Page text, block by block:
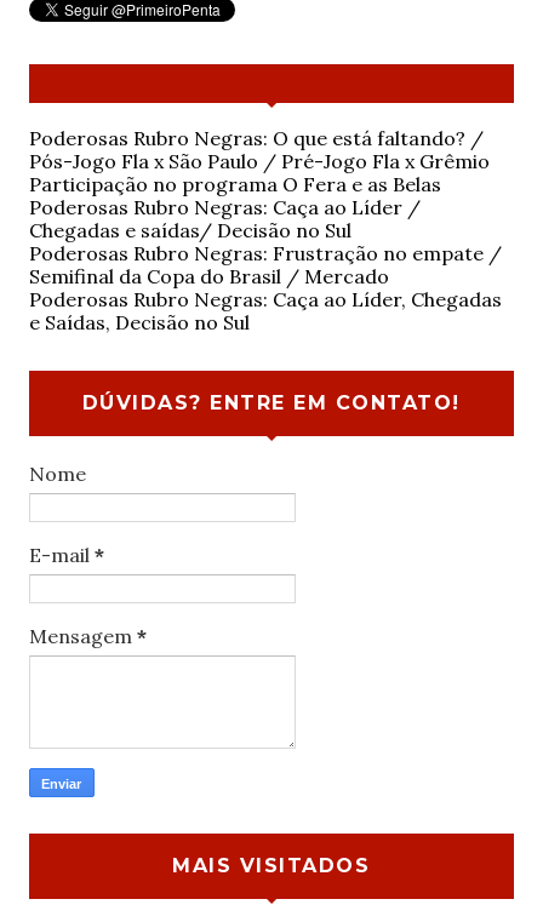
Poderosas Rubro Negras: O que está faltando? /
Pós-Jogo Fla x São Paulo / Pré-Jogo Fla x Grêmio
Participação no programa O Fera e as Belas
Poderosas Rubro Negras: Caça ao Líder /
Chegadas e saídas/ Decisão no Sul
Poderosas Rubro Negras: Frustração no empate /
Semifinal da Copa do Brasil / Mercado
Poderosas Rubro Negras: Caça ao Líder, Chegadas
e Saídas, Decisão no Sul
DÚVIDAS? ENTRE EM CONTATO!
Nome
E-mail *
Mensagem *
MAIS VISITADOS